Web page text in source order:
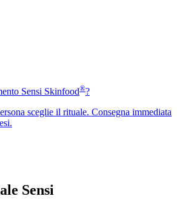
Sensi Skinfood®?
sceglie il rituale. Consegna immediata
Sensi